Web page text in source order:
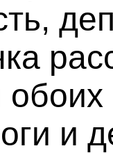
и